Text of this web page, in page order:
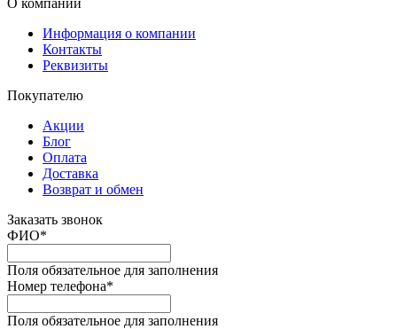
Информация о компании
Контакты
Реквизиты
Покупателю
Акции
Блог
Оплата
Доставка
Возврат и обмен
Заказать звонок
ФИО*
Поля обязательное для заполнения
Номер телефона*
Поля обязательное для заполнения